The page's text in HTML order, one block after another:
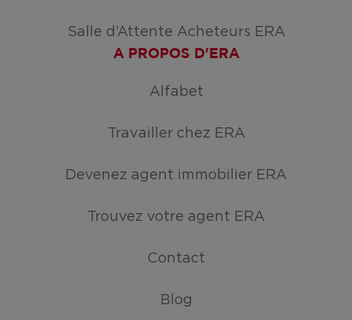
Salle d’Attente Acheteurs ERA
A PROPOS D'ERA
Alfabet
Travailler chez ERA
Devenez agent immobilier ERA
Trouvez votre agent ERA
Contact
Blog